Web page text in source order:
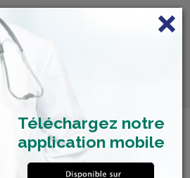
Téléchargez notre
application mobile